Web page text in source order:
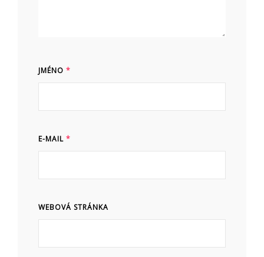
JMÉNO *
E-MAIL *
WEBOVÁ STRÁNKA